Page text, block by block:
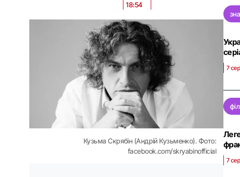
18:54
Кузьма Скрябін (Андрій Кузьменко). Фото:
facebook.com/skryabinofficial
7
7